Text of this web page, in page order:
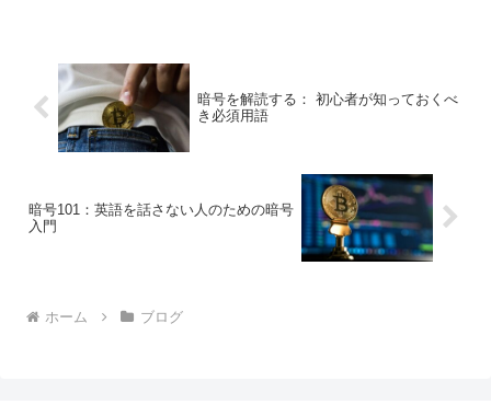
暗号を解読する： 初心者が知っておくべ
き必須用語
暗号101：英語を話さない人のための暗号
入門
ホーム ブログ